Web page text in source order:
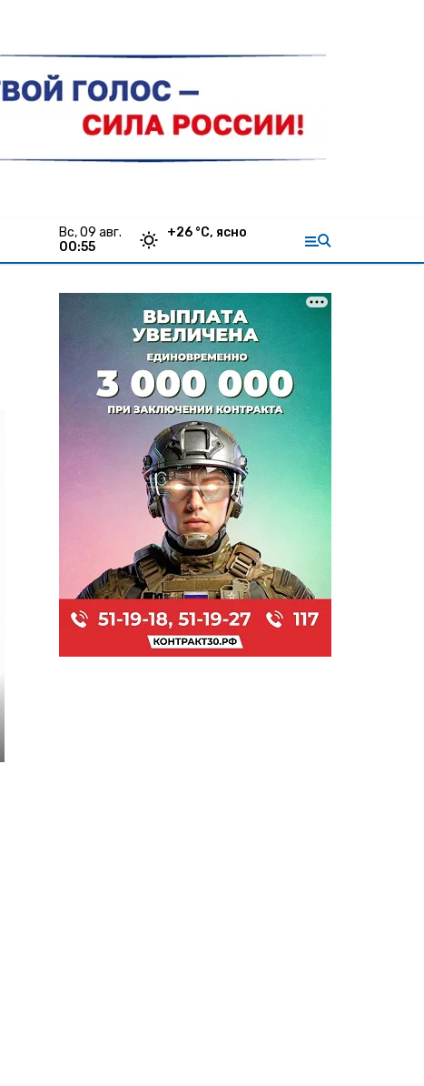
вс, 09 авг.
00:55
+26 °С, ясно